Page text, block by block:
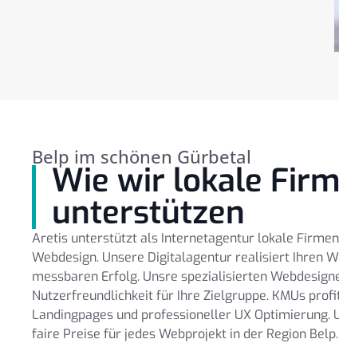
Belp im schönen Gürbetal
Wie wir lokale
unterstützen
Aretis unterstützt als Internetagentur lokale
Webdesign. Unsere Digitalagentur realisiert Ihren
messbaren Erfolg. Unsre spezialisierten
Nutzerfreundlichkeit für Ihre Zielgruppe. KMUs
Landingpages und professioneller UX Optimierung.
faire Preise für jedes Webprojekt in der Region